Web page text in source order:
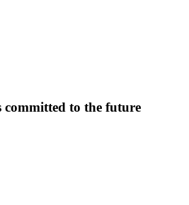
committed to the future